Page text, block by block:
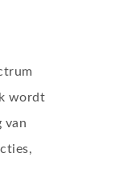
wordt
van